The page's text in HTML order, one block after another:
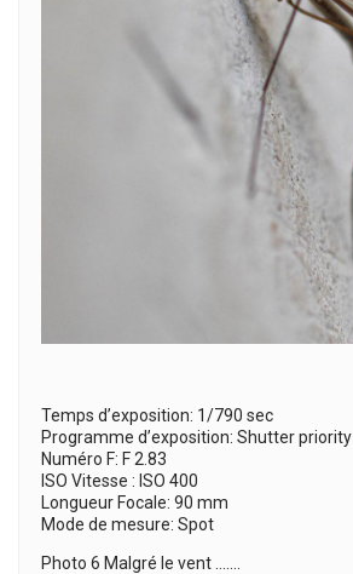
Temps d’exposition: 1/790 sec
Programme d’exposition: Shutter priority
Numéro F: F 2.83
ISO Vitesse : ISO 400
Longueur Focale: 90 mm
Mode de mesure: Spot
Photo 6 Malgré le vent …….